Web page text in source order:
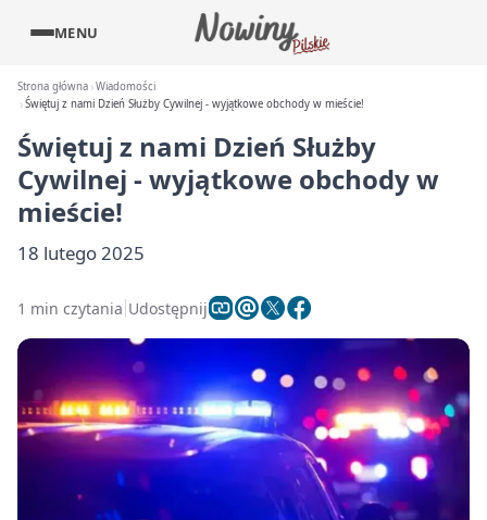
MENU
Strona główna Wiadomości
Świętuj z nami Dzień Służby Cywilnej - wyjątkowe obchody w mieście!
Świętuj z nami Dzień Służby
Cywilnej - wyjątkowe obchody w
mieście!
18 lutego 2025
1 min czytania Udostępnij